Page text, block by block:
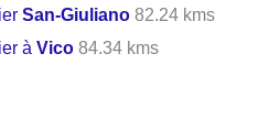
San-Giuliano 82.24 kms
àVico 84.34 kms